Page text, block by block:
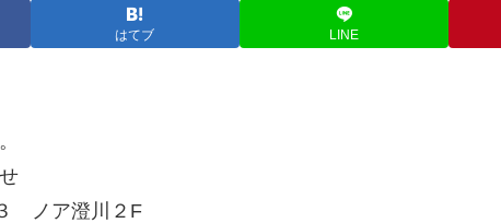
はてブ LINE
ノア澄川２F